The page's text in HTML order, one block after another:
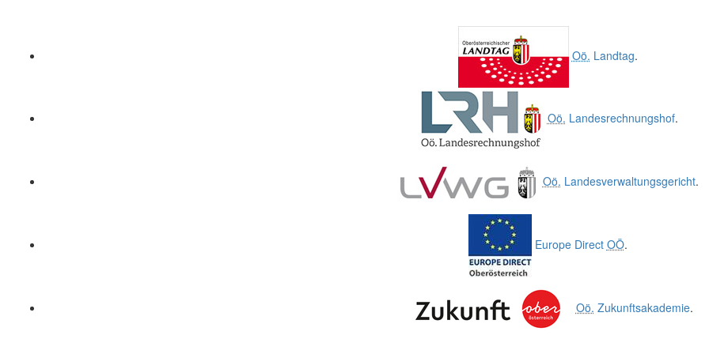
Oö. Landtag.
Oö. Landesrechnungshof.
Oö. Landesverwaltungsgericht.
Europe Direct OÖ.
Oö. Zukunftsakademie.